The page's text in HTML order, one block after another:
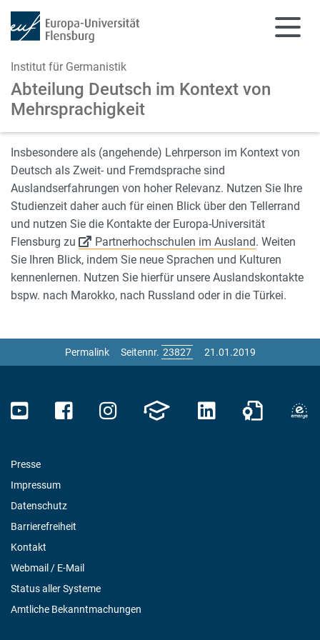
Institut für Germanistik
Abteilung Deutsch im Kontext von
Mehrsprachigkeit
Insbesondere als (angehende) Lehrperson im Kontext von
Deutsch als Zweit- und Fremdsprache sind
Auslandserfahrungen von hoher Relevanz. Nutzen Sie Ihre
Studienzeit daher auch für einen Blick über den Tellerrand
und nutzen Sie die Kontakte der Europa-Universität
Flensburg zu
Partnerhochschulen im Ausland. Weiten
Sie Ihren Blick, indem Sie neue Sprachen und Kulturen
kennenlernen. Nutzen Sie hierfür unsere Auslandskontakte
bspw. nach Marokko, nach Russland oder in die Türkei.
Permalink Seitennr. 21.01.2019
Presse
Impressum
Datenschutz
Barrierefreiheit
Kontakt
Webmail / E-Mail
Status aller Systeme
Amtliche Bekanntmachungen